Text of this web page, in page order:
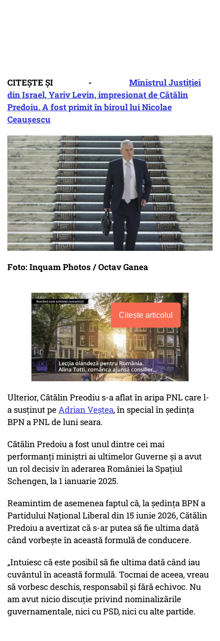
CITEȘTE ȘI - Ministrul Justiţiei
din Israel, Yariv Levin, impresionat de Cătălin
Predoiu. A fost primit în biroul lui Nicolae
Ceauşescu
Foto: Inquam Photos / Octav Ganea
Citește articolul
Ulterior, Cătălin Preodiu s-a aflat în aripa PNL care l-
a susținut peAdrian Veștea, în special în ședința
BPN a PNL de luni seara.
Cătălin Predoiu a fost unul dintre cei mai
performanți miniștri ai ultimelor Guverne și a avut
un rol decisiv în aderarea României la Spațiul
Schengen, la 1 ianuarie 2025.
Reamintim de asemenea faptul că, la ședința BPN a
Partidului Național Liberal din 15 iunie 2026, Cătălin
Predoiu a avertizat că s-ar putea să fie ultima dată
când vorbește în această formulă de conducere.
„Intuiesc că este posibil să fie ultima dată când iau
cuvântul în această formulă. Tocmai de aceea, vreau
să vorbesc deschis, responsabil și fără echivoc. Nu
am avut nicio discuție privind nominalizările
guvernamentale, nici cu PSD, nici cu alte partide.